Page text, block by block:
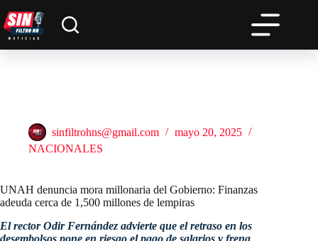
al
contenido
sinfiltrohns@gmail.com
mayo 20, 2025
NACIONALES
UNAH denuncia mora millonaria del Gobierno: Finanzas
adeuda cerca de 1,500 millones de lempiras
El rector Odir Fernández advierte que el retraso en los
desembolsos pone en riesgo el pago de salarios y frena